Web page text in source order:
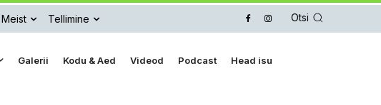
Meist Tellimine Otsi
Galerii Kodu & Aed Videod Podcast Head isu